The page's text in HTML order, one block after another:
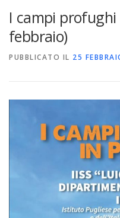
I campi profughi
febbraio)
PUBBLICATO IL 25